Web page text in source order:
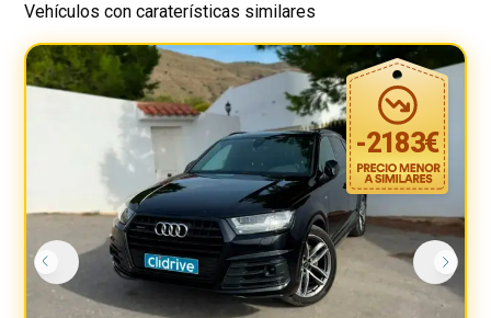
Clidrive
Vehículos con caraterísticas similares
-2183€